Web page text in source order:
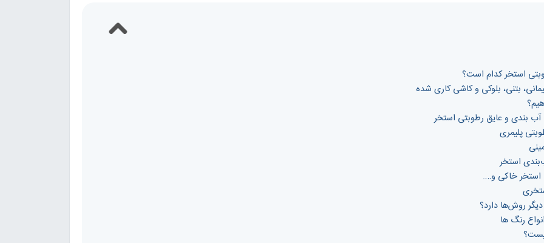
استخر کدام است؟
بتنی، بلوکی و کاشی کاری شده
بندی و عایق رطوبتی استخر
پلیمری
استخر
استخر خاکی و….
دیگر روش‌ها دارد؟
رنگ ها